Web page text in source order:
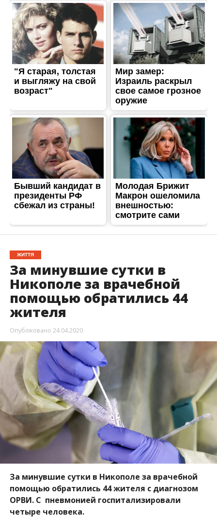
ЖИТТЯ
За минувшие сутки в
Никополе за врачебной
помощью обратились 44
жителя
Опубліковано 24.04.2020
За минувшие сутки в Никополе за врачебной
помощью обратились 44 жителя с диагнозом
ОРВИ. С пневмонией госпитализировали
четыре человека.